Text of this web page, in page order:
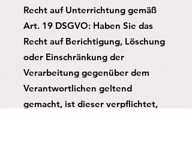
Recht auf Unterrichtung gemäß
Art. 19 DSGVO: Haben Sie das
Recht auf Berichtigung, Löschung
oder Einschränkung der
Verarbeitung gegenüber dem
Verantwortlichen geltend
gemacht, ist dieser verpflichtet,